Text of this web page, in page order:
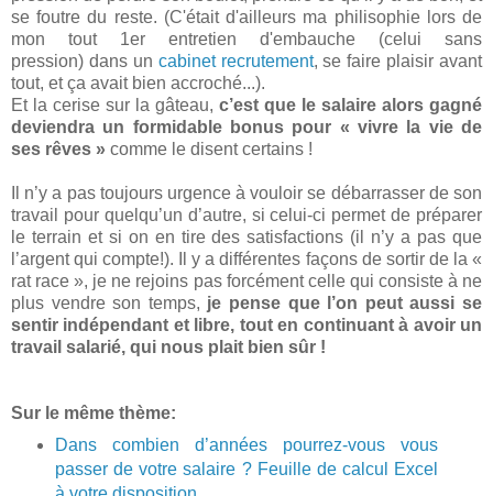
se foutre du reste. (C'était d'ailleurs ma philisophie lors de
mon tout 1er entretien d'embauche (celui sans
pression) dans un cabinet recrutement, se faire plaisir avant
tout, et ça avait bien accroché...).
Et la cerise sur la gâteau, c’est que le salaire alors gagné
deviendra un formidable bonus pour « vivre la vie de
ses rêves » comme le disent certains !
Il n’y a pas toujours urgence à vouloir se débarrasser de son
travail pour quelqu’un d’autre, si celui-ci permet de préparer
le terrain et si on en tire des satisfactions (il n’y a pas que
l’argent qui compte!). Il y a différentes façons de sortir de la «
rat race », je ne rejoins pas forcément celle qui consiste à ne
plus vendre son temps, je pense que l’on peut aussi se
sentir indépendant et libre, tout en continuant à avoir un
travail salarié, qui nous plait bien sûr !
Sur le même thème:
Dans combien d’années pourrez-vous vous
passer de votre salaire ? Feuille de calcul Excel